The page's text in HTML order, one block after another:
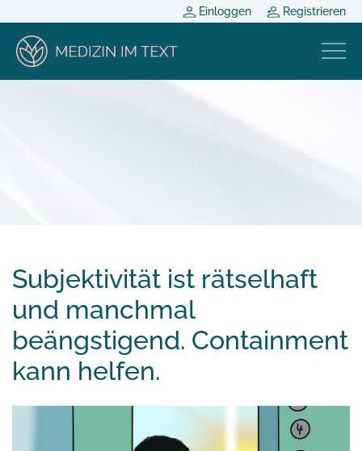
Einloggen Registrieren
Subjektivität ist rätselhaft
und manchmal
beängstigend. Containment
kann helfen.